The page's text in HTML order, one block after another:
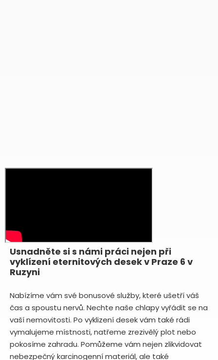
Usnadněte si s námi práci nejen při
vyklízení eternitových desek v Praze 6 v
Ruzyni
Nabízíme vám své bonusové služby, které ušetří váš
čas a spoustu nervů. Nechte naše chlapy vyřádit se na
vaší nemovitosti. Po vyklizení desek vám také rádi
vymalujeme místnosti, natřeme zrezivělý plot nebo
pokosíme zahradu. Pomůžeme vám nejen zlikvidovat
nebezpečný karcinogenní materiál, ale také